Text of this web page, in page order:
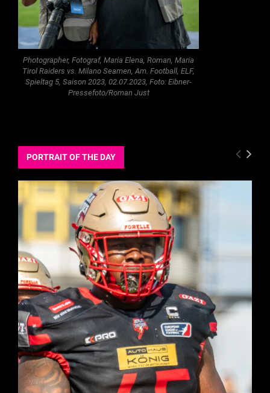
Photographer, Fotograf, Maria Elena, Roman, Maria
Tirol Raiders vs. Milano Seamen, Am. Football, ELF,
Spieltag 5, Saison 2023, 02.07.2023, Foto: Eibner-
Pressefoto/Roman Just
PORTRAIT OF THE DAY